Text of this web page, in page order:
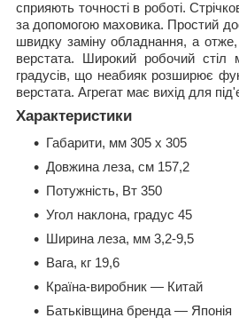
сприяють точності в роботі.
за допомогою маховика. Простий
швидку заміну обладнання, а
верстата. Широкий робочий
градусів, що неабияк розширює
верстата. Агрегат має вихід для
Характеристики
Габарити, мм 305 х 305
Довжина леза, см 157,2
Потужність, Вт 350
Угол наклона, градус 45
Ширина леза, мм 3,2-9,5
Вага, кг 19,6
Країна-виробник — Китай
Батьківщина бренда — Японія